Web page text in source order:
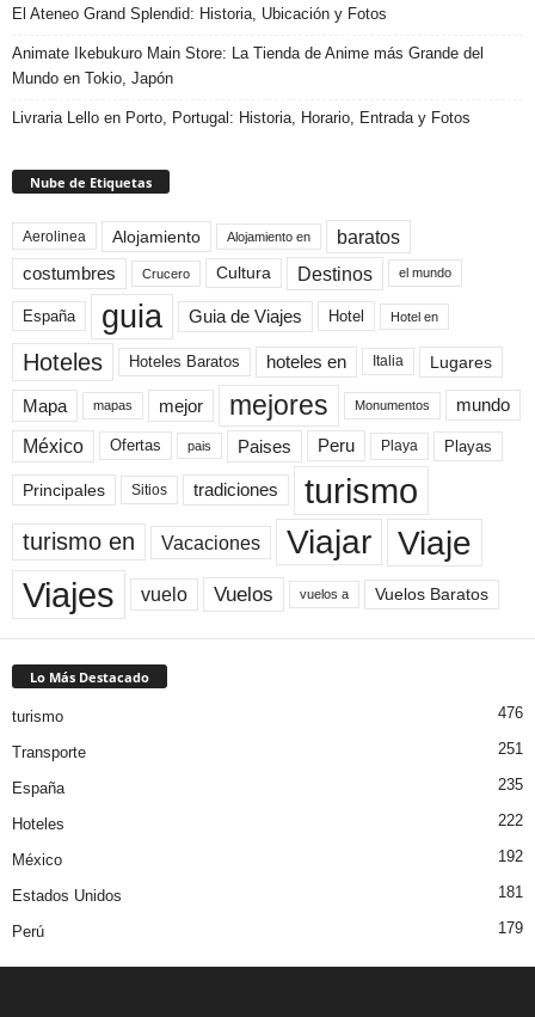
El Ateneo Grand Splendid: Historia, Ubicación y Fotos
Animate Ikebukuro Main Store: La Tienda de Anime más Grande del
Mundo en Tokio, Japón
Livraria Lello en Porto, Portugal: Historia, Horario, Entrada y Fotos
Nube de Etiquetas
Aerolinea Alojamiento Alojamiento en baratos
costumbres Crucero Cultura Destinos el mundo
España guia Guia de Viajes Hotel Hotel en
Hoteles Hoteles Baratos hoteles en Italia Lugares
Mapa mapas mejor mejores Monumentos mundo
México Ofertas pais Paises Peru Playa Playas
Principales Sitios tradiciones turismo
turismo en Vacaciones Viajar Viaje
Viajes vuelo Vuelos vuelos a Vuelos Baratos
Lo Más Destacado
turismo 476
Transporte 251
España 235
Hoteles 222
México 192
Estados Unidos 181
Perú 179